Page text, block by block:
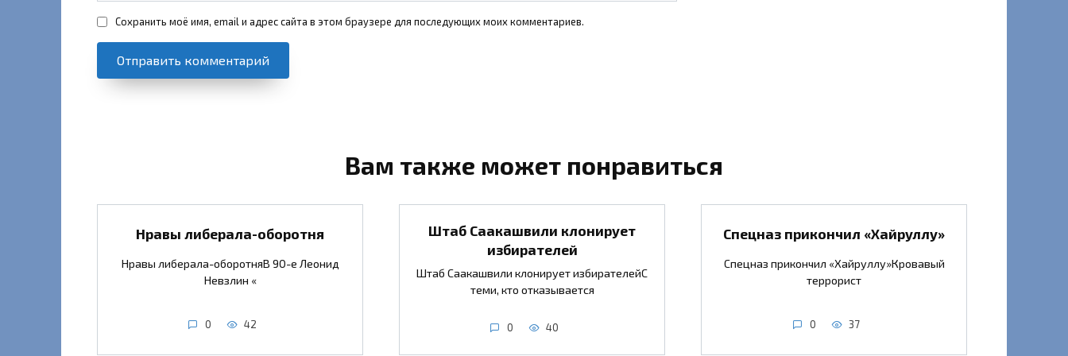
Сохранить моё имя, email и адрес сайта в этом браузере для последующих моих комментариев.
Вам также может понравиться
Нравы либерала-оборотня
Нравы либерала-оборотняВ 90-е Леонид
Невзлин «
0 42
Штаб Саакашвили клонирует
избирателей
Штаб Саакашвили клонирует избирателейС
теми, кто отказывается
0 40
Спецназ прикончил «Хайруллу»
Спецназ прикончил «Хайруллу»Кровавый
террорист
0 37